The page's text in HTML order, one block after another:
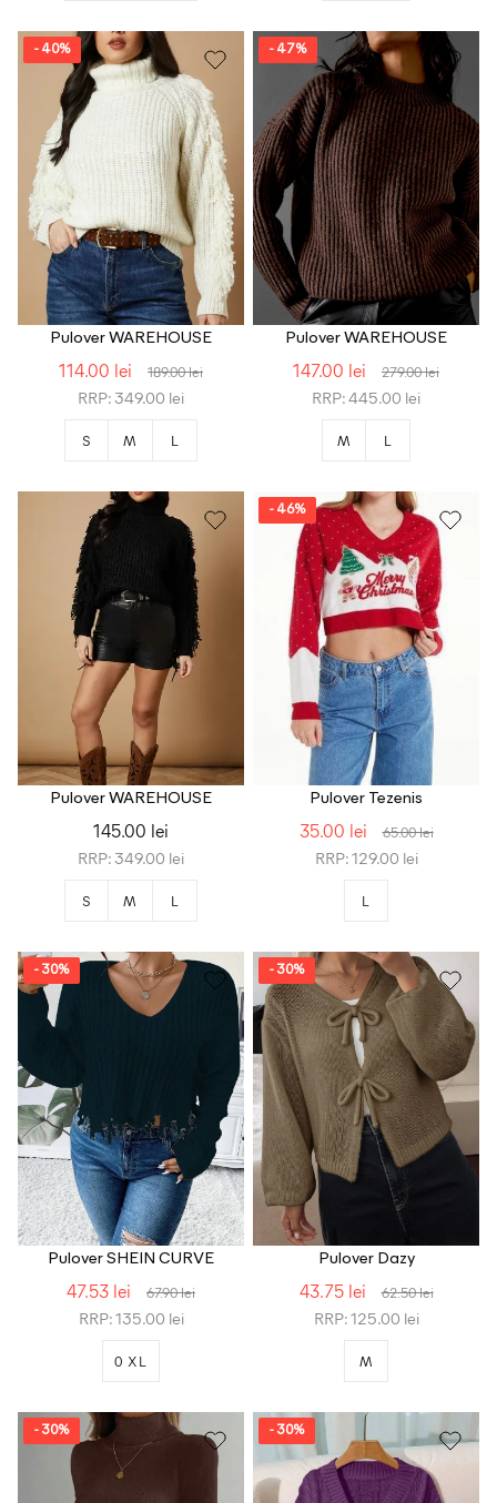
- 40%
Pulover WAREHOUSE
114.00 lei 189.00 lei
RRP: 349.00 lei
S M L
- 47%
Pulover WAREHOUSE
147.00 lei 279.00 lei
RRP: 445.00 lei
M L
Pulover WAREHOUSE
145.00 lei
RRP: 349.00 lei
S M L
- 46%
Pulover Tezenis
35.00 lei 65.00 lei
RRP: 129.00 lei
L
- 30%
Pulover SHEIN CURVE
47.53 lei 67.90 lei
RRP: 135.00 lei
0 XL
- 30%
Pulover Dazy
43.75 lei 62.50 lei
RRP: 125.00 lei
M
- 30% - 30%